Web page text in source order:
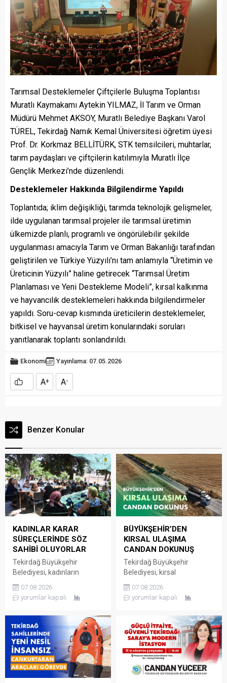
​Tarımsal Desteklemeler Çiftçilerle Buluşma Toplantısı
Muratlı Kaymakamı Aytekin YILMAZ, İl Tarım ve Orman
Müdürü Mehmet AKSOY, Muratlı Belediye Başkanı Varol
TÜREL, Tekirdağ Namık Kemal Üniversitesi öğretim üyesi
Prof. Dr. Korkmaz BELLİTÜRK, STK temsilcileri, muhtarlar,
tarım paydaşları ve çiftçilerin katılımıyla Muratlı İlçe
Gençlik Merkezi’nde düzenlendi.
Desteklemeler Hakkında Bilgilendirme Yapıldı
Toplantıda; iklim değişikliği, tarımda teknolojik gelişmeler,
ilde uygulanan tarımsal projeler ile tarımsal üretimin
ülkemizde planlı, programlı ve öngörülebilir şekilde
uygulanması amacıyla Tarım ve Orman Bakanlığı tarafından
geliştirilen ve Türkiye Yüzyılı’nı tam anlamıyla “Üretimin ve
Üreticinin Yüzyılı” haline getirecek “Tarımsal Üretim
Planlaması ve Yeni Destekleme Modeli”, kırsal kalkınma
ve hayvancılık desteklemeleri hakkında bilgilendirmeler
yapıldı. Soru-cevap kısmında üreticilerin desteklemeler,
bitkisel ve hayvansal üretim konularındaki soruları
yanıtlanarak toplantı sonlandırıldı.
Ekonomi Yayınlama: 07.05.2026
A+ A-
Benzer Konular
KADINLAR KARAR
SÜREÇLERİNDE SÖZ
SAHİBİ OLUYORLAR
Tekirdağ Büyükşehir
Belediyesi, kadınların
talep ve sorunlarını
doğrudan yerel yönetime
Buluşmaları’nı sürdürmeye
devam ediyor. Kadın Dostu
Kentler Projesi kapsamında
hayata geçirilen Kadın
Mahalle Buluşmaları
Marmaraereğlisi, Saray,
07.08.2026
yorumlar kapalı
BÜYÜKŞEHİR’DEN
KIRSAL ULAŞIMA
CANDAN DOKUNUŞ
Tekirdağ Büyükşehir
Belediyesi, kırsal
altyapısını güçlendirmeye
yönelik yatırımlarını aralıksız
İşleri Dairesi Başkanlığı
tarafından
Süleymanpaşa’ya bağlı
Yağcı Mahallesi’ni Hayrabolu
ve Malkara ilçelerine
bağlayan güzergâhta
07.08.2026
yorumlar kapalı